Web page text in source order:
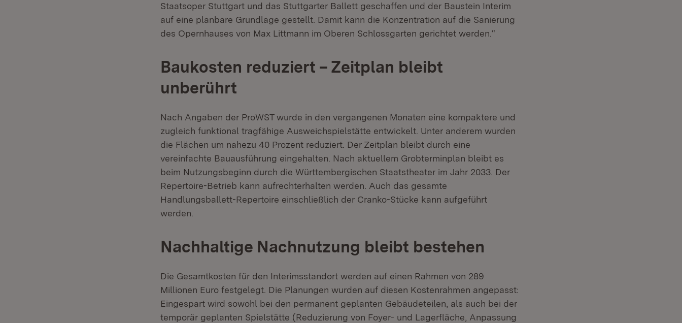
Staatsoper Stuttgart und das Stuttgarter Ballett geschaffen und der Baustein Interim
auf eine planbare Grundlage gestellt. Damit kann die Konzentration auf die Sanierung
des Opernhauses von Max Littmann im Oberen Schlossgarten gerichtet werden.“
Baukosten reduziert – Zeitplan bleibt
unberührt
Nach Angaben der ProWST wurde in den vergangenen Monaten eine kompaktere und
zugleich funktional tragfähige Ausweichspielstätte entwickelt. Unter anderem wurden
die Flächen um nahezu 40 Prozent reduziert. Der Zeitplan bleibt durch eine
vereinfachte Bauausführung eingehalten. Nach aktuellem Grobterminplan bleibt es
beim Nutzungsbeginn durch die Württembergischen Staatstheater im Jahr 2033. Der
Repertoire-Betrieb kann aufrechterhalten werden. Auch das gesamte
Handlungsballett-Repertoire einschließlich der Cranko-Stücke kann aufgeführt
werden.
Nachhaltige Nachnutzung bleibt bestehen
Die Gesamtkosten für den Interimsstandort werden auf einen Rahmen von 289
Millionen Euro festgelegt. Die Planungen wurden auf diesen Kostenrahmen angepasst:
Eingespart wird sowohl bei den permanent geplanten Gebäudeteilen, als auch bei der
temporär geplanten Spielstätte (Reduzierung von Foyer- und Lagerfläche, Anpassung